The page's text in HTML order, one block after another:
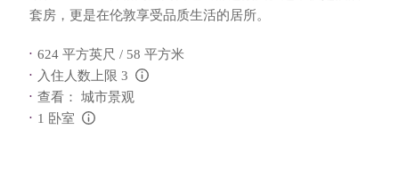
套房，更是在伦敦享受品质生活的居所。
624 平方英尺 / 58 平方米
入住人数上限 3
查看： 城市景观
1 卧室